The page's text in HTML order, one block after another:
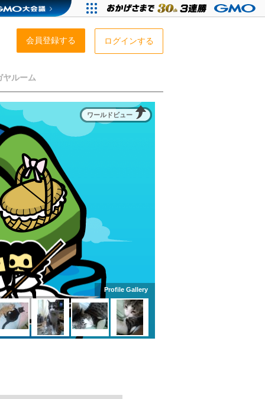
会員登録する ログインする
ヤルーム
Profile Gallery
ワールドビュー